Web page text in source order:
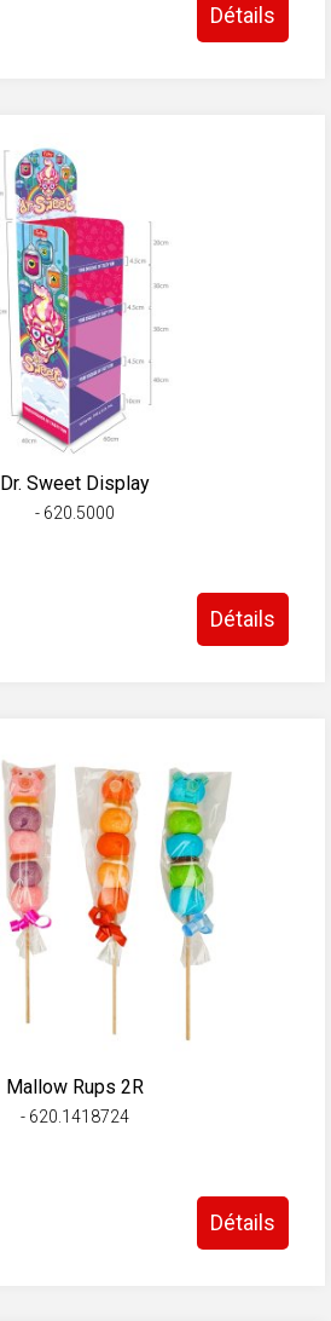
Détails
Dr. Sweet Display
- 620.5000
Détails
Mallow Rups 2R
- 620.1418724
Détails